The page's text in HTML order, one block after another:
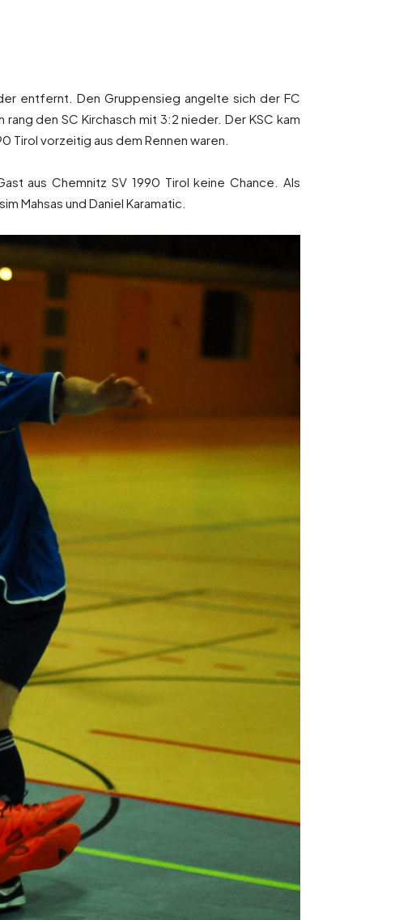
entfernt. Den Gruppensieg angelte sich der FC
den SC Kirchasch mit 3:2 nieder. Der KSC kam
Tirol vorzeitig aus dem Rennen waren.
aus Chemnitz SV 1990 Tirol keine Chance. Als
Mahsas und Daniel Karamatic.